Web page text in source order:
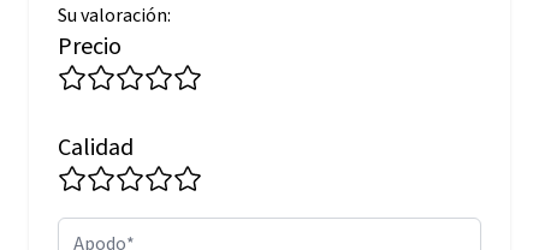
Su valoración:
Precio
Calidad
Apodo